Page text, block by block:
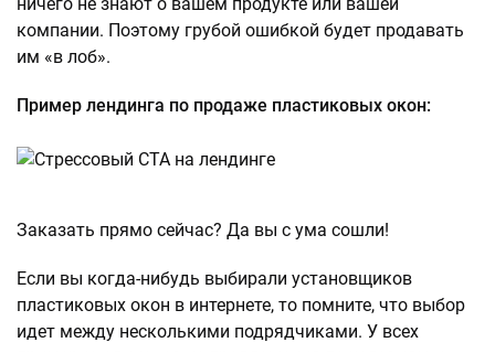
компании. Поэтому грубой ошибкой будет продавать
им «в лоб».
Пример лендинга по продаже пластиковых окон:
Заказать прямо сейчас? Да вы с ума сошли!
Если вы когда-нибудь выбирали установщиков
пластиковых окон в интернете, то помните, что выбор
идет между несколькими подрядчиками. У всех